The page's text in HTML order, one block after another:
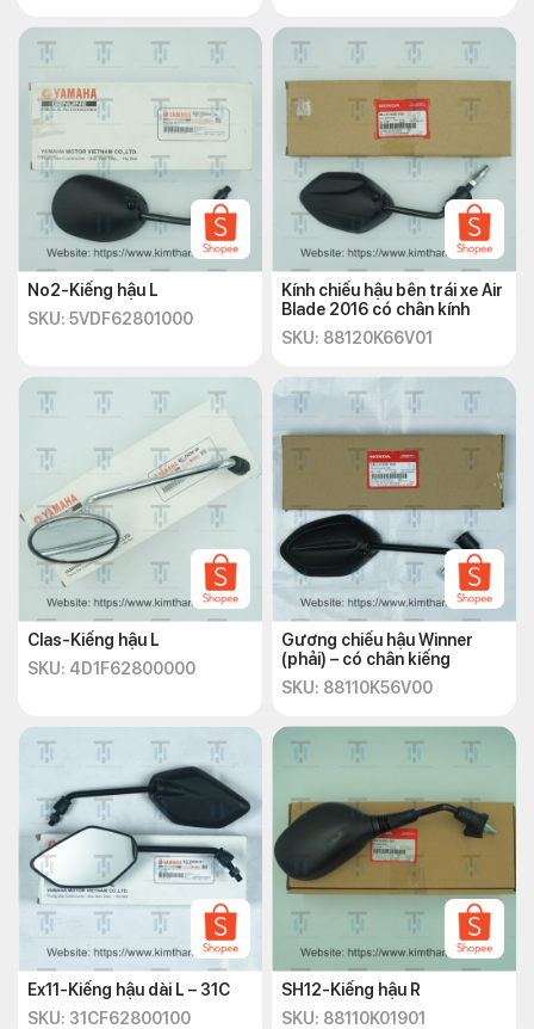
No2-Kiếng hậu L
SKU: 5VDF62801000
Kính chiếu hậu bên trái xe Air
Blade 2016 có chân kính
SKU: 88120K66V01
Clas-Kiếng hậu L
SKU: 4D1F62800000
Gương chiếu hậu Winner
(phải) – có chân kiếng
SKU: 88110K56V00
Ex11-Kiếng hậu dài L – 31C
SKU: 31CF62800100
SH12-Kiếng hậu R
SKU: 88110K01901